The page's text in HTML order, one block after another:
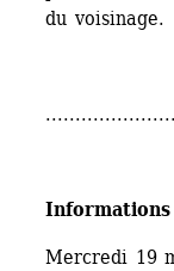
du voisinage.
Mercredi 19